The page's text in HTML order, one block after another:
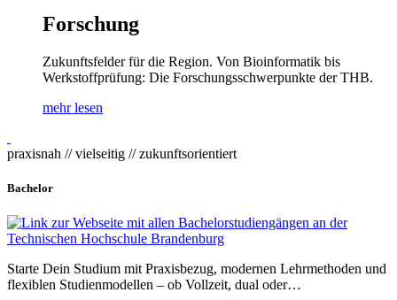
Forschung
Zukunftsfelder für die Region. Von Bioinformatik bis
Werkstoffprüfung: Die Forschungsschwerpunkte der THB.
mehr lesen
praxisnah // vielseitig // zukunftsorientiert
Bachelor
Starte Dein Studium mit Praxisbezug, modernen Lehrmethoden und
flexiblen Studienmodellen – ob Vollzeit, dual oder…